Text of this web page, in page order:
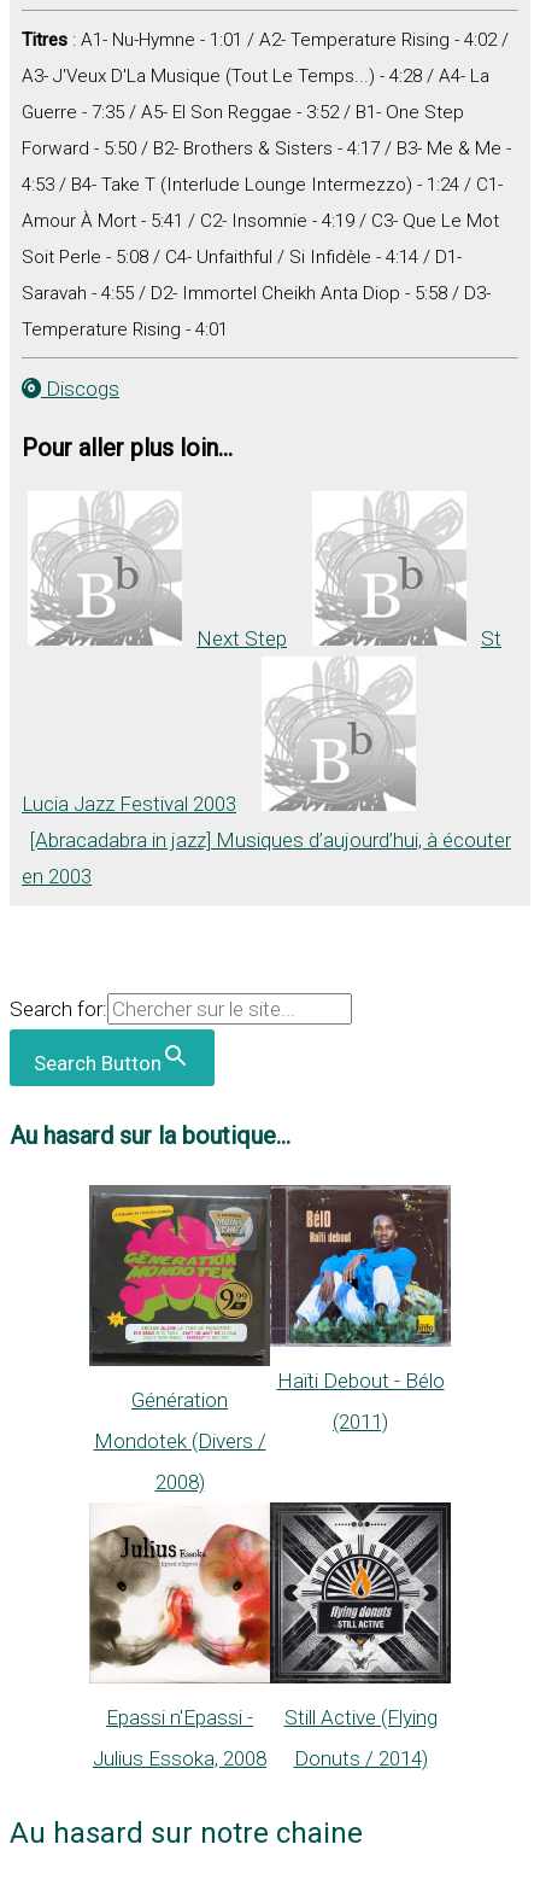
Titres : A1- Nu-Hymne - 1:01 / A2- Temperature Rising - 4:02 /
A3- J'Veux D'La Musique (Tout Le Temps...) - 4:28 / A4- La
Guerre - 7:35 / A5- El Son Reggae - 3:52 / B1- One Step
Forward - 5:50 / B2- Brothers & Sisters - 4:17 / B3- Me & Me -
4:53 / B4- Take T (Interlude Lounge Intermezzo) - 1:24 / C1-
Amour À Mort - 5:41 / C2- Insomnie - 4:19 / C3- Que Le Mot
Soit Perle - 5:08 / C4- Unfaithful / Si Infidèle - 4:14 / D1-
Saravah - 4:55 / D2- Immortel Cheikh Anta Diop - 5:58 / D3-
Temperature Rising - 4:01
Discogs
Pour aller plus loin...
Next Step St
Lucia Jazz Festival 2003
[Abracadabra in jazz] Musiques d’aujourd’hui, à écouter
en 2003
Search for:
Search Button
Au hasard sur la boutique...
Génération
Mondotek (Divers /
2008)
Haïti Debout - Bélo
(2011)
Epassi n'Epassi -
Julius Essoka, 2008
Still Active (Flying
Donuts / 2014)
Au hasard sur notre chaine